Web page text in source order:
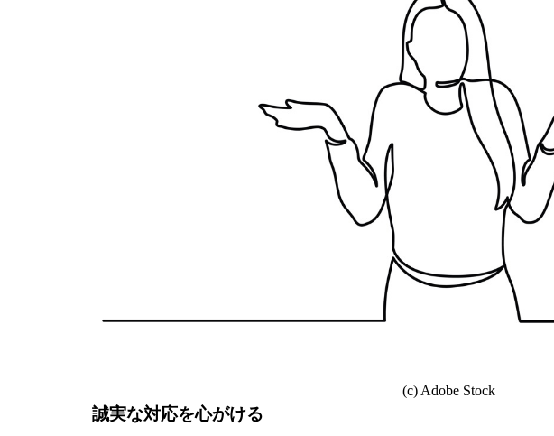
(c) Adobe Stock
誠実な対応を心がける